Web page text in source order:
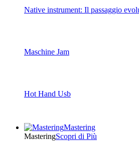
Native instrument: Il passaggio
Maschine Jam
Hot Hand Usb
Mastering
MasteringScopri di Più